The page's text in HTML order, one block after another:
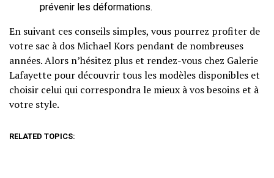
prévenir les déformations.
En suivant ces conseils simples, vous pourrez profiter de
votre sac à dos Michael Kors pendant de nombreuses
années. Alors n’hésitez plus et rendez-vous chez Galerie
Lafayette pour découvrir tous les modèles disponibles et
choisir celui qui correspondra le mieux à vos besoins et à
votre style.
RELATED TOPICS: